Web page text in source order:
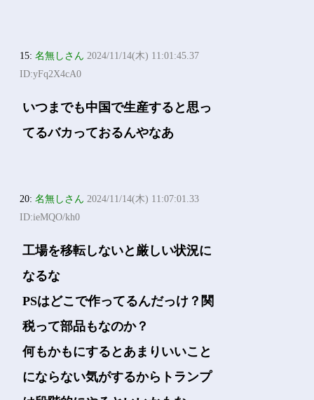
15:名無しさん 2024/11/14(木) 11:01:45.37
ID:yFq2X4cA0
いつまでも中国で生産すると思っ
てるバカっておるんやなあ
20:名無しさん 2024/11/14(木) 11:07:01.33
ID:ieMQO/kh0
工場を移転しないと厳しい状況に
なるな
PSはどこで作ってるんだっけ？関
税って部品もなのか？
何もかもにするとあまりいいこと
にならない気がするからトランプ